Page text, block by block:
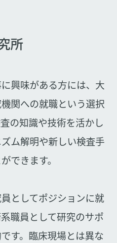
所
興味がある方には、大
関への就職という選択
の知識や技術を活かし
ム解明や新しい検査手
できます。
としてポジションに就
職員として研究のサポ
す。臨床現場とは異な